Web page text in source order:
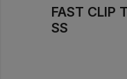
FAST CLIP
SS